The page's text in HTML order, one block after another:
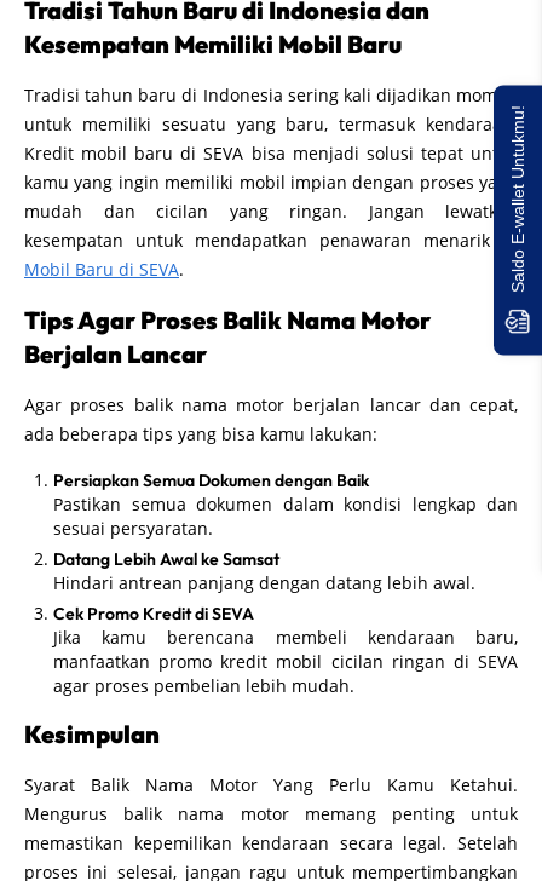
Tradisi Tahun Baru di Indonesia dan
Kesempatan Memiliki Mobil Baru
Tradisi tahun baru di Indonesia sering kali dijadikan momen
untuk memiliki sesuatu yang baru, termasuk kendaraan.
Kredit mobil baru di SEVA bisa menjadi solusi tepat untuk
kamu yang ingin memiliki mobil impian dengan proses yang
mudah dan cicilan yang ringan. Jangan lewatkan
kesempatan untuk mendapatkan penawaran menarik di
Mobil Baru di SEVA.
Tips Agar Proses Balik Nama Motor
Berjalan Lancar
Agar proses balik nama motor berjalan lancar dan cepat,
ada beberapa tips yang bisa kamu lakukan:
Persiapkan Semua Dokumen dengan Baik
Pastikan semua dokumen dalam kondisi lengkap dan
sesuai persyaratan.
Datang Lebih Awal ke Samsat
Hindari antrean panjang dengan datang lebih awal.
Cek Promo Kredit di SEVA
Jika kamu berencana membeli kendaraan baru,
manfaatkan promo kredit mobil cicilan ringan di SEVA
agar proses pembelian lebih mudah.
Kesimpulan
Syarat Balik Nama Motor Yang Perlu Kamu Ketahui.
Mengurus balik nama motor memang penting untuk
memastikan kepemilikan kendaraan secara legal. Setelah
proses ini selesai, jangan ragu untuk mempertimbangkan
Saldo E-wallet Untukmu!